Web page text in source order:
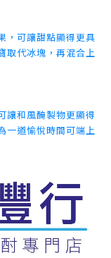
，可讓甜點顯得更具
取代冰塊，再混合上
讓和風醃製物更顯得
一道愉悅時間可端上